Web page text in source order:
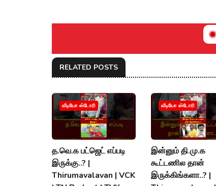
RELATED POSTS
வீடியோ ஸ்டோரி
த.வெ.க பட்ஜெட் எப்படி
இருக்கு..? |
Thirumavalavan | VCK
வீடியோ ஸ்டோரி
இன்னும் தி.மு.க
கூட்டணில தான்
இருக்கிங்களா..? |